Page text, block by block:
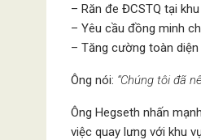
– Răn đe ĐCSTQ tại
– Yêu cầu đồng minh
– Tăng cường toàn
Ông nói: “Chúng tôi đã
Ông Hegseth nhấn
việc quay lưng với khu